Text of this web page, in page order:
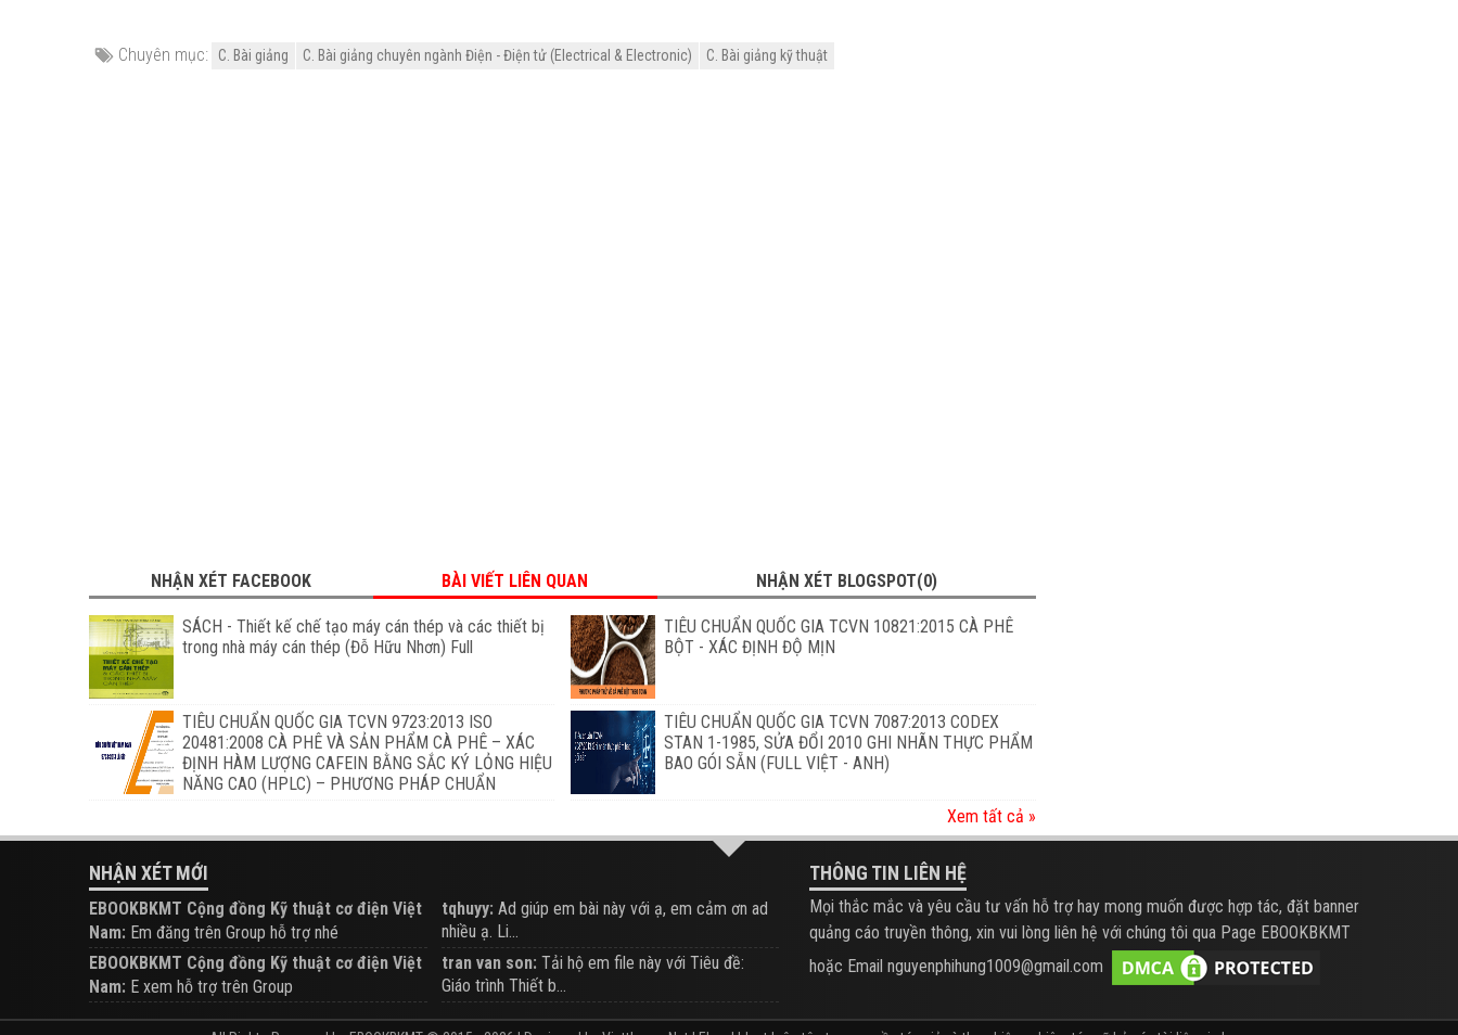
Chuyên mục: C. Bài giảng C. Bài giảng chuyên ngành Điện - Điện tử (Electrical & Electronic) C. Bài giảng kỹ thuật
NHẬN XÉT FACEBOOK BÀI VIẾT LIÊN QUAN NHẬN XÉT BLOGSPOT(0)
SÁCH - Thiết kế chế tạo máy cán thép và các thiết bị
trong nhà máy cán thép (Đỗ Hữu Nhơn) Full
TIÊU CHUẨN QUỐC GIA TCVN 10821:2015 CÀ PHÊ
BỘT - XÁC ĐỊNH ĐỘ MỊN
TIÊU CHUẨN QUỐC GIA TCVN 9723:2013 ISO
20481:2008 CÀ PHÊ VÀ SẢN PHẨM CÀ PHÊ – XÁC
ĐỊNH HÀM LƯỢNG CAFEIN BẰNG SẮC KÝ LỎNG HIỆU
NĂNG CAO (HPLC) – PHƯƠNG PHÁP CHUẨN
TIÊU CHUẨN QUỐC GIA TCVN 7087:2013 CODEX
STAN 1-1985, SỬA ĐỔI 2010 GHI NHÃN THỰC PHẨM
BAO GÓI SẴN (FULL VIỆT - ANH)
Xem tất cả »
NHẬN XÉT MỚI
EBOOKBKMT Cộng đồng Kỹ thuật cơ điện Việt
Nam: Em đăng trên Group hỗ trợ nhé
tqhuyy: Ad giúp em bài này với ạ, em cảm ơn ad
nhiều ạ. Li...
EBOOKBKMT Cộng đồng Kỹ thuật cơ điện Việt
Nam: E xem hỗ trợ trên Group
tran van son: Tải hộ em file này với Tiêu đề:
Giáo trình Thiết b...
THÔNG TIN LIÊN HỆ
Mọi thắc mắc và yêu cầu tư vấn hỗ trợ hay mong muốn được hợp tác, đặt banner
quảng cáo truyền thông, xin vui lòng liên hệ với chúng tôi qua Page EBOOKBKMT
hoặc Email nguyenphihung1009@gmail.com